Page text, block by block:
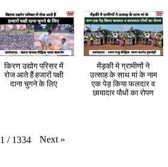
किरण उद्योग परिसर में
रोज आते हैं हजारों पक्षी
दाना चुगने के लिए
मेंड़की मे ग्रामीणों ने
उत्साह के साथ मां के नाम
एक पेड़ किया फलदार व
छायादार पौधों का रोपण
1 / 1334 Next »